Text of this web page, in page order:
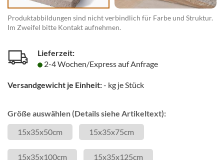
Produktabbildungen sind nicht verbindlich für Farbe und Struktur.
Im Zweifel bitte Kontakt aufnehmen.
Lieferzeit:
2-4 Wochen/Express auf Anfrage
Versandgewicht je Einheit:- kg je Stück
Größe auswählen (Details siehe Artikeltext):
15x35x50cm
15x35x75cm
15x35x100cm 15x35x125cm